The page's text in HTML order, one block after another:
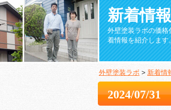
新着情報
外壁塗装ラボの価
着情報を紹介します
外壁塗装ラボ > 新着情
2024/07/31